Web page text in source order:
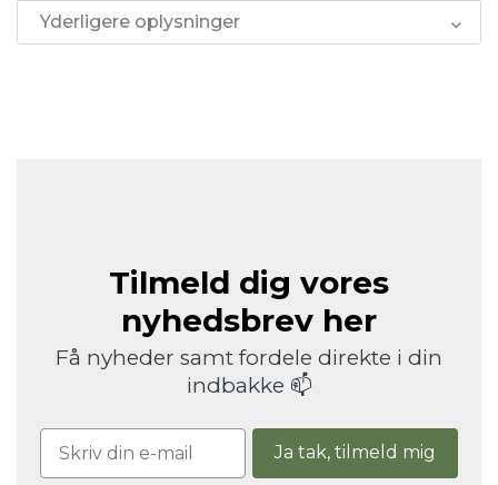
Yderligere oplysninger
Tilmeld dig vores
nyhedsbrev her
Få nyheder samt fordele direkte i din
indbakke 📫
Ja tak, tilmeld mig